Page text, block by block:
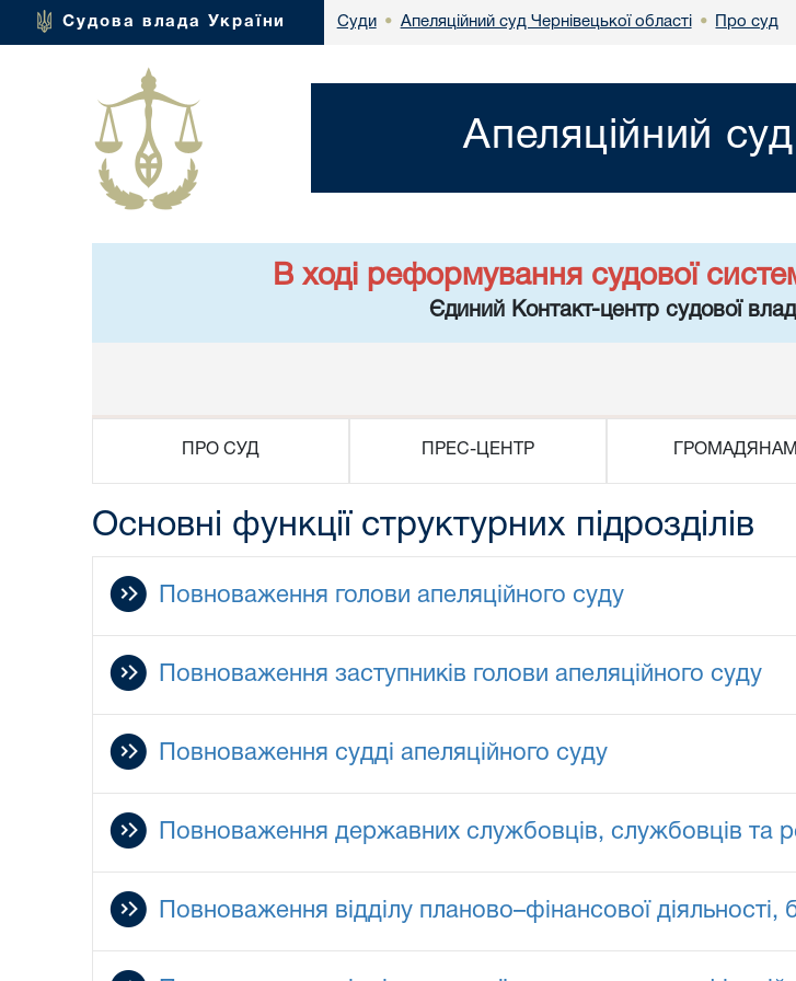
Судова влада України Суди • Апеляційний суд Чернівецької області • Про суд
Апеляційний
В ході реформування судової
Єдиний Контакт-центр судової
ПРО СУД ПРЕС-ЦЕНТР ГРОМАДЯНАМ
Основні функції структурних підрозділів
Повноваження голови апеляційного суду
Повноваження заступників голови апеляційного суду
Повноваження судді апеляційного суду
Повноваження державних службовців, службовців та
Повноваження відділу планово–фінансової діяльності,